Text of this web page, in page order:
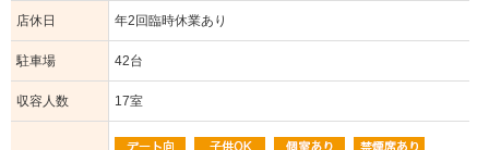
店休日 年2回臨時休業あり
駐車場 42台
収容人数 17室